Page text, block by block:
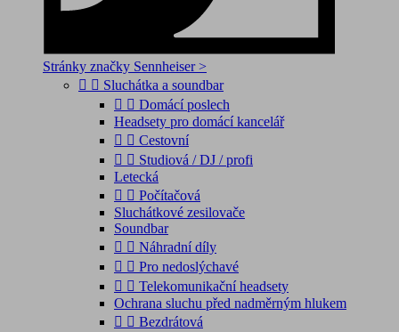
Stránky značky Sennheiser >
  Sluchátka a soundbar
  Domácí poslech
Headsety pro domácí kancelář
  Cestovní
  Studiová / DJ / profi
Letecká
  Počítačová
Sluchátkové zesilovače
Soundbar
  Náhradní díly
  Pro nedoslýchavé
  Telekomunikační headsety
Ochrana sluchu před nadměrným hlukem
  Bezdrátová